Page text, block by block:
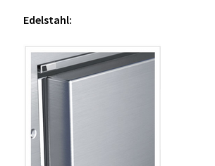
Edelstahl: